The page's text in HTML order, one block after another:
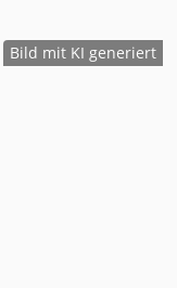
Bild mit KI generiert